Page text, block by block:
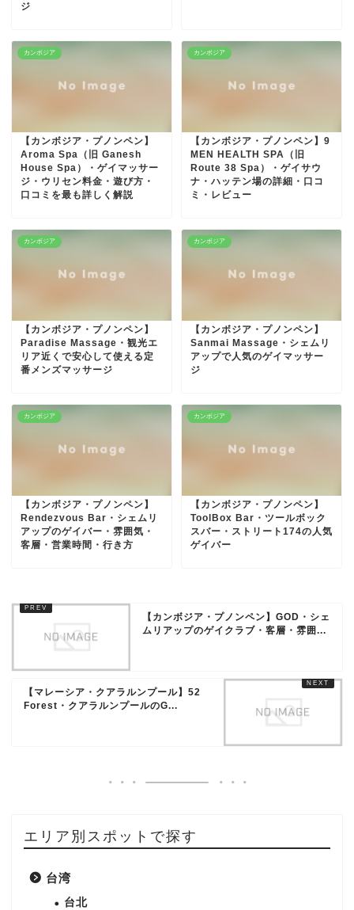
ジ
カンボジア
【カンボジア・プノンペン】
Aroma Spa（旧 Ganesh
House Spa）・ゲイマッサー
ジ・ウリセン料金・遊び方・
口コミを最も詳しく解説
カンボジア
【カンボジア・プノンペン】9
MEN HEALTH SPA（旧
Route 38 Spa）・ゲイサウ
ナ・ハッテン場の詳細・口コ
ミ・レビュー
カンボジア
【カンボジア・プノンペン】
Paradise Massage・観光エ
リア近くで安心して使える定
番メンズマッサージ
カンボジア
【カンボジア・プノンペン】
Sanmai Massage・シェムリ
アップで人気のゲイマッサー
ジ
カンボジア
【カンボジア・プノンペン】
Rendezvous Bar・シェムリ
アップのゲイバー・雰囲気・
客層・営業時間・行き方
カンボジア
【カンボジア・プノンペン】
ToolBox Bar・ツールボック
スバー・ストリート174の人気
ゲイバー
【カンボジア・プノンペン】GOD・シェ
ムリアップのゲイクラブ・客層・雰囲...
【マレーシア・クアラルンプール】52
Forest・クアラルンプールのG...
エリア別スポットで探す
台湾
台北